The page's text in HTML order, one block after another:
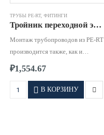
ТРУБЫ PE-RT, ФИТИНГИ
Тройник переходной электросварной от d.20 – 200 SDR 6 – 11 PE-RT
Монтаж трубопроводов из PE-RT
производится также, как и
соединение обычных
полиэтиленовых труб – методом
фланцевого соединения, сварки
встык либо при помощи литых
₽1,554.67
В КОРЗИНУ